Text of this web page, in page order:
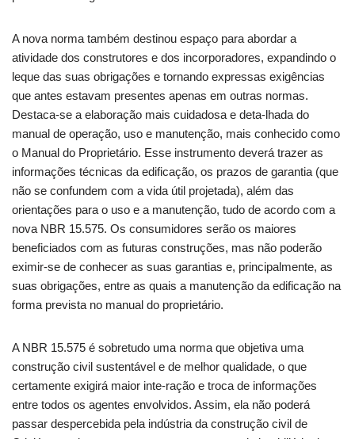
A nova norma também destinou espaço para abordar a
atividade dos construtores e dos incorporadores, expandindo o
leque das suas obrigações e tornando expressas exigências
que antes estavam presentes apenas em outras normas.
Destaca-se a elaboração mais cuidadosa e deta-lhada do
manual de operação, uso e manutenção, mais conhecido como
o Manual do Proprietário. Esse instrumento deverá trazer as
informações técnicas da edificação, os prazos de garantia (que
não se confundem com a vida útil projetada), além das
orientações para o uso e a manutenção, tudo de acordo com a
nova NBR 15.575. Os consumidores serão os maiores
beneficiados com as futuras construções, mas não poderão
eximir-se de conhecer as suas garantias e, principalmente, as
suas obrigações, entre as quais a manutenção da edificação na
forma prevista no manual do proprietário.
A NBR 15.575 é sobretudo uma norma que objetiva uma
construção civil sustentável e de melhor qualidade, o que
certamente exigirá maior inte-ração e troca de informações
entre todos os agentes envolvidos. Assim, ela não poderá
passar despercebida pela indústria da construção civil de